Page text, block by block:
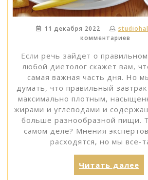
11 декабря 2022
комментариев
Если речь зайдет о
любой диетолог скажет вам,
самая важная часть дня. Но
думать, что правильный
максимально плотным,
жирами и углеводами и
больше разнообразной пищи.
самом деле? Мнения
расходятся, но мы все-
Читать далее